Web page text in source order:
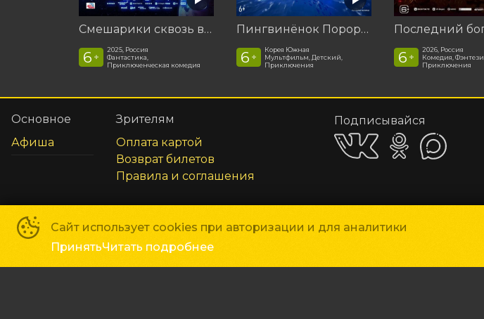
Смешарики сквозь вселенные
6 +
2025, Россия
Фантастика,
Приключенческая комедия
Пингвинёнок Пороро: Подводные приключения
6 +
Корея Южная
Мультфильм, Детский,
Приключения
6 +
2026, Россия
Комедия, Фэнтези,
Приключения
Сайт использует cookies при авторизации и для аналитики
ПринятьЧитать подробнее
Основное
Афиша
Зрителям
Оплата картой
Возврат билетов
Правила и соглашения
Подписывайся